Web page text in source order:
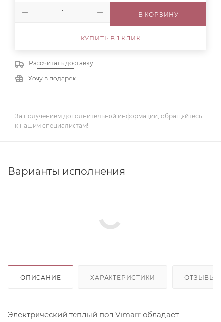
В КОРЗИНУ
КУПИТЬ В 1 КЛИК
Рассчитать доставку
Хочу в подарок
За получением дополнительной информации, обращайтесь
к нашим специалистам!
Варианты исполнения
ОПИСАНИЕ ХАРАКТЕРИСТИКИ ОТЗЫВЫ
Электрический теплый пол Vimarr обладает